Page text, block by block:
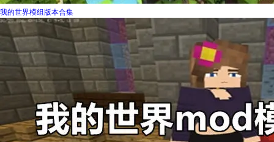
我的世界模组版本合集